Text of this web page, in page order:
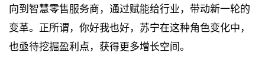
向到智慧零售服务商，通过赋能给行业，带动新一轮的
变革。正所谓，你好我也好，苏宁在这种角色变化中，
也亟待挖掘盈利点，获得更多增长空间。